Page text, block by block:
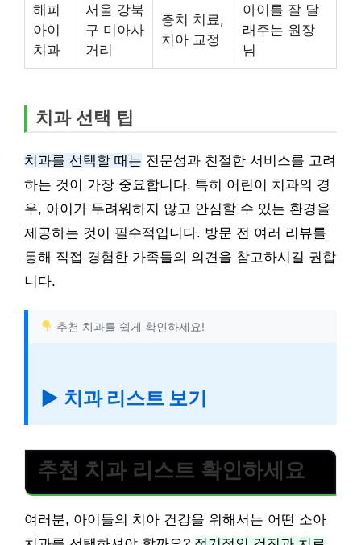
해피
아이
치과
서울 강북
구 미아사
거리
충치 치료,
치아 교정
아이를 잘 달
래주는 원장
님
치과 선택 팁
치과를 선택할 때는 전문성과 친절한 서비스를 고려
하는 것이 가장 중요합니다. 특히 어린이 치과의 경
우, 아이가 두려워하지 않고 안심할 수 있는 환경을
제공하는 것이 필수적입니다. 방문 전 여러 리뷰를
통해 직접 경험한 가족들의 의견을 참고하시길 권합
니다.
추천 치과를 쉽게 확인하세요!
▶ 치과 리스트 보기
추천 치과 리스트 확인하세요
여러분, 아이들의 치아 건강을 위해서는 어떤 소아